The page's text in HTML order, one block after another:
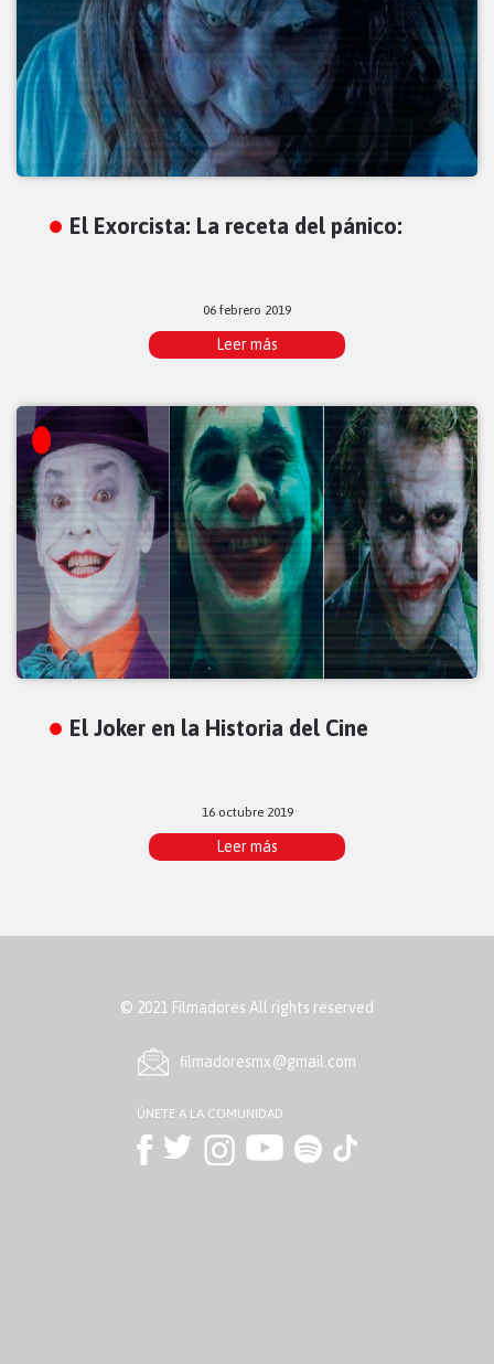
El Exorcista: La receta del pánico:
06 febrero 2019
Leer más
El Joker en la Historia del Cine
16 octubre 2019
Leer más
© 2021 Filmadores All rights reserved
ﬁlmadoresmx@gmail.com
ÚNETE A LA COMUNIDAD